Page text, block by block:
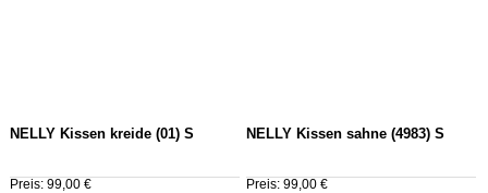
NELLY Kissen kreide (01) S
Preis: 99,00 €
NELLY Kissen sahne (4983) S
Preis: 99,00 €